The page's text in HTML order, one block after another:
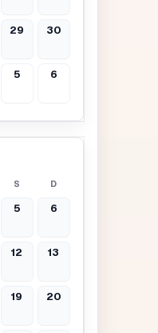
29 30
5 6
S D
5 6
12 13
19 20